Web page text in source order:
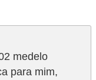
medelo
para mim,